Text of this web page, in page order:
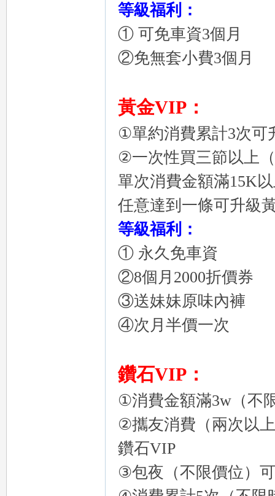
等級福利：
① 可免車資3個月
②免無套小費3個月
黃金VIP：
①單約消費累計3次可
②一次性買三節以上
單次消費金額滿15K
任意達到一條可升級
等級福利：
① 永久免車資
②8個月2000折價券
③送妹妹原味內褲
④次月半價一次
鑽石VIP：
①消費金額滿3w（不
②攜友消費（兩次以
鑽石VIP
③包夜（不限價位）